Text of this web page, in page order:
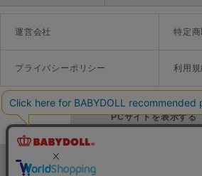
運営会社 特定
プライバシーポリシー 利用規
PCサイトを表示する
©Disney ©Disney/Pixar ©Disney. Based on the "Winnie the Pooh"